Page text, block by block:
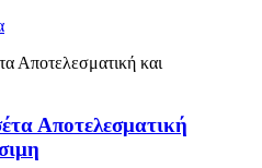
Αποτελεσματική